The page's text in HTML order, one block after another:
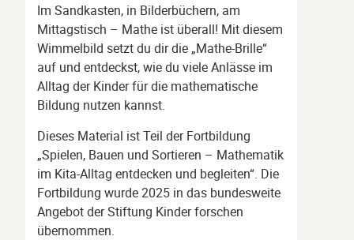
Im Sandkasten, in Bilderbüchern, am
Mittagstisch – Mathe ist überall! Mit diesem
Wimmelbild setzt du dir die „Mathe-Brille“
auf und entdeckst, wie du viele Anlässe im
Alltag der Kinder für die mathematische
Bildung nutzen kannst.
Dieses Material ist Teil der Fortbildung
„Spielen, Bauen und Sortieren – Mathematik
im Kita-Alltag entdecken und begleiten“. Die
Fortbildung wurde 2025 in das bundesweite
Angebot der Stiftung Kinder forschen
übernommen.